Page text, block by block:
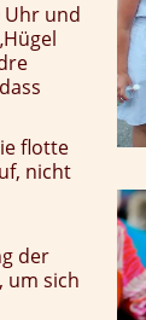
Uhr und
flotte
nicht
der
um sich